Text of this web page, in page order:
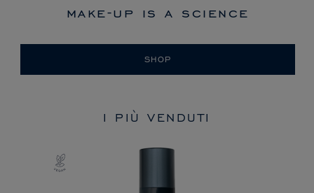
make-up is a science
SHOP
I PIÙ VENDUTI